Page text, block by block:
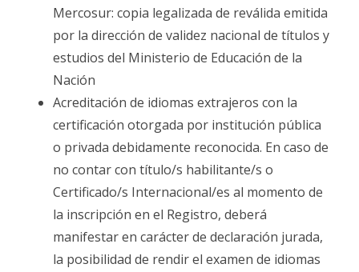
Mercosur: copia legalizada de reválida emitida
por la dirección de validez nacional de títulos y
estudios del Ministerio de Educación de la
Nación
Acreditación de idiomas extrajeros con la
certificación otorgada por institución pública
o privada debidamente reconocida. En caso de
no contar con título/s habilitante/s o
Certificado/s Internacional/es al momento de
la inscripción en el Registro, deberá
manifestar en carácter de declaración jurada,
la posibilidad de rendir el examen de idiomas